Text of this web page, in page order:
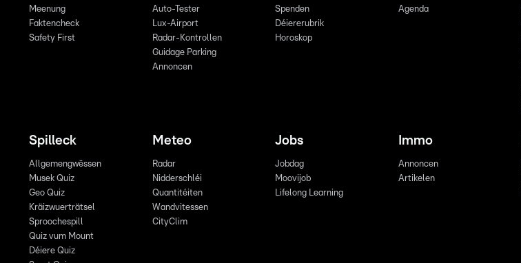
Meenung
Faktencheck
Safety First
Auto-Tester
Lux-Airport
Radar-Kontrollen
Guidage Parking
Annoncen
Spenden
Déiererubrik
Horoskop
Agenda
Spilleck
Allgemengwëssen
Musek Quiz
Geo Quiz
Kräizwuerträtsel
Sproochespill
Quiz vum Mount
Déiere Quiz
Meteo
Radar
Nidderschléi
Quantitéiten
Wandvitessen
CityClim
Jobs
Jobdag
Moovijob
Lifelong Learning
Immo
Annoncen
Artikelen